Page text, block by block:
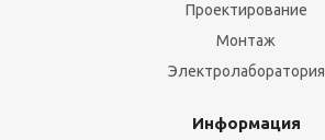
Проектирование
Монтаж
Электролаборатория
Информация